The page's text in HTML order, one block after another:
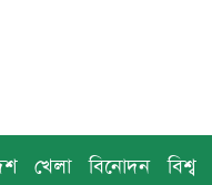
খেলা বিনোদন বিশ্ব